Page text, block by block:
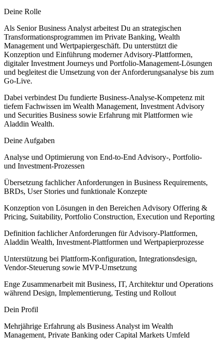
Deine Rolle
Als Senior Business Analyst arbeitest Du an strategischen
Transformationsprogrammen im Private Banking, Wealth
Management und Wertpapiergeschäft. Du unterstützt die
Konzeption und Einführung moderner Advisory-Plattformen,
digitaler Investment Journeys und Portfolio-Management-Lösungen
und begleitest die Umsetzung von der Anforderungsanalyse bis zum
Go-Live.
Dabei verbindest Du fundierte Business-Analyse-Kompetenz mit
tiefem Fachwissen im Wealth Management, Investment Advisory
und Securities Business sowie Erfahrung mit Plattformen wie
Aladdin Wealth.
Deine Aufgaben
Analyse und Optimierung von End-to-End Advisory-, Portfolio-
und Investment-Prozessen
Übersetzung fachlicher Anforderungen in Business Requirements,
BRDs, User Stories und funktionale Konzepte
Konzeption von Lösungen in den Bereichen Advisory Offering &
Pricing, Suitability, Portfolio Construction, Execution und Reporting
Definition fachlicher Anforderungen für Advisory-Plattformen,
Aladdin Wealth, Investment-Plattformen und Wertpapierprozesse
Unterstützung bei Plattform-Konfiguration, Integrationsdesign,
Vendor-Steuerung sowie MVP-Umsetzung
Enge Zusammenarbeit mit Business, IT, Architektur und Operations
während Design, Implementierung, Testing und Rollout
Dein Profil
Mehrjährige Erfahrung als Business Analyst im Wealth
Management, Private Banking oder Capital Markets Umfeld